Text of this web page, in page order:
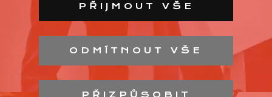
PŘIJMOUT VŠE
ODMÍTNOUT VŠE
PŘIZPŮSOBIT